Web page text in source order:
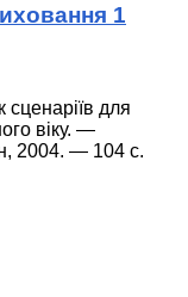
1
для
віку. —
2004. — 104 с.